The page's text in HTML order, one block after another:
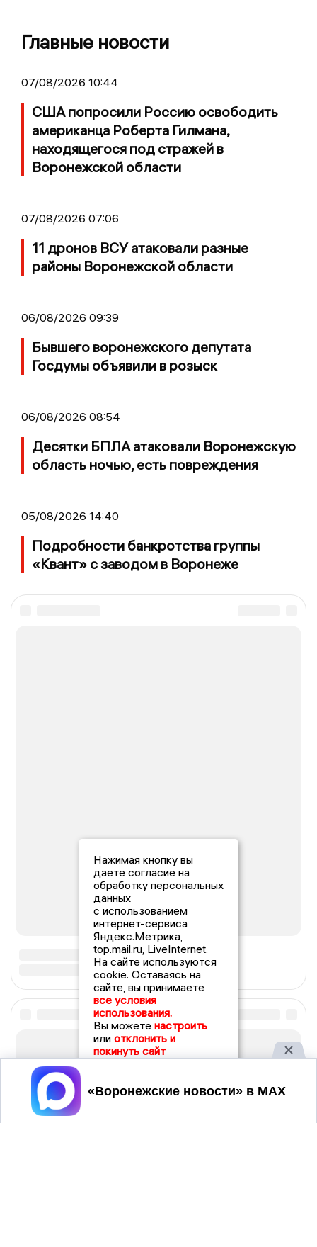
Главные новости
07/08/2026 10:44
США попросили Россию освободить
американца Роберта Гилмана,
находящегося под стражей в
Воронежской области
07/08/2026 07:06
11 дронов ВСУ атаковали разные
районы Воронежской области
06/08/2026 09:39
Бывшего воронежского депутата
Госдумы объявили в розыск
06/08/2026 08:54
Десятки БПЛА атаковали Воронежскую
область ночью, есть повреждения
05/08/2026 14:40
Подробности банкротства группы
«Квант» с заводом в Воронеже
Нажимая кнопку вы
даете согласие на
обработку персональных
данных
с использованием
интернет-сервиса
Яндекс.Метрика,
top.mail.ru, LiveInternet.
На сайте используются
cookie. Оставаясь на
сайте, вы принимаете
все условия
использования.
Вы можете настроить
или отклонить и
покинуть сайт
Принять